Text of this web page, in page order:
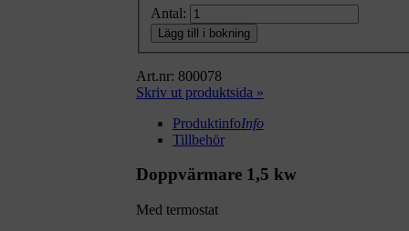
Antal:
Lägg till i bokning
Art.nr: 800078
Skriv ut produktsida »
ProduktinfoInfo
Tillbehör
Doppvärmare 1,5 kw
Med termostat